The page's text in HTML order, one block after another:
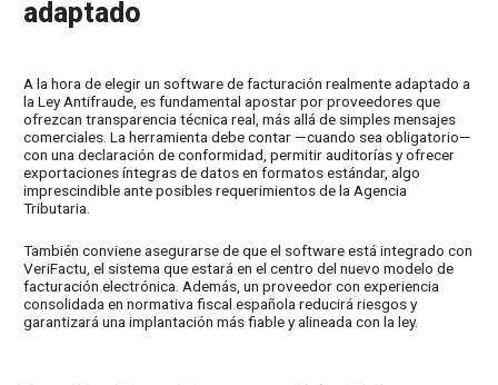
adaptado
A la hora de elegir un software de facturación realmente adaptado a
la Ley Antifraude, es fundamental apostar por proveedores que
ofrezcan transparencia técnica real, más allá de simples mensajes
comerciales. La herramienta debe contar —cuando sea obligatorio—
con una declaración de conformidad, permitir auditorías y ofrecer
exportaciones íntegras de datos en formatos estándar, algo
imprescindible ante posibles requerimientos de la Agencia
Tributaria.
También conviene asegurarse de que el software está integrado con
VeriFactu, el sistema que estará en el centro del nuevo modelo de
facturación electrónica. Además, un proveedor con experiencia
consolidada en normativa fiscal española reducirá riesgos y
garantizará una implantación más fiable y alineada con la ley.